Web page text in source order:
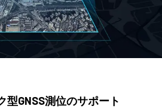
型GNSS測位のサポート